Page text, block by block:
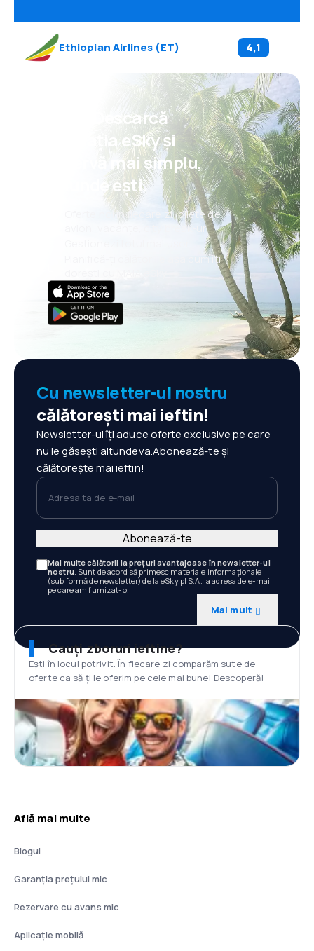
Ethiopian Airlines (ET) 4,1
Psst! Descarcă
aplicația eSky și
rezervă mai simplu,
oriunde ești.
Oferte noi în fiecare zi: bilete de
avion, vacanțe, city break-uri
Planifică-ți călătoriile așa cum îți
Cu newsletter-ul nostru
călătorești mai ieftin!
Newsletter-ul îți aduce oferte exclusive pe care
nu le găsești altundeva.Abonează-te și
călătorește mai ieftin!
Adresa ta de e-mail
Mai multe călătorii la prețuri avantajoase în newsletter-ul
nostru. Sunt de acord să primesc materiale informaționale
(sub formă de newsletter) de la eSky.pl S.A. la adresa de e-mail
pe care am furnizat-o.
Mai mult
Abonează-te
Cauți zboruri ieftine?
Ești în locul potrivit. În fiecare zi comparăm sute de
oferte ca să ți le oferim pe cele mai bune! Descoperă!
Află mai multe
Blogul
Garanția prețului mic
Rezervare cu avans mic
Aplicație mobilă